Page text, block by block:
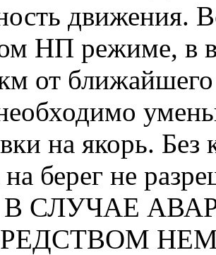
движения.
НП режиме, в
от
на якорь.
берег не
В СЛУЧАЕ